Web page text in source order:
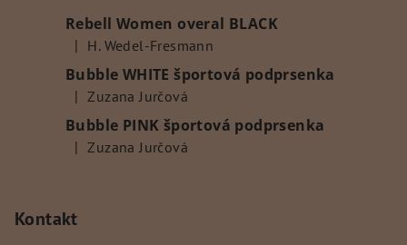
s
u
Rebell Women overal BLACK
Hodnotenie produktu je 5 z 5 hviezdičiek.
| H. Wedel-Fresmann
Bubble WHITE športová podprsenka
Hodnotenie produktu je 5 z 5 hviezdičiek.
| Zuzana Jurčová
Bubble PINK športová podprsenka
Hodnotenie produktu je 5 z 5 hviezdičiek.
| Zuzana Jurčová
Kontakt